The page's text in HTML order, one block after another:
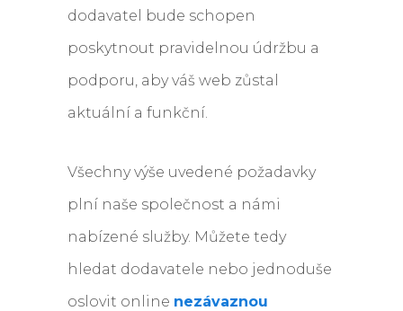
dodavatel bude schopen
poskytnout pravidelnou údržbu a
podporu, aby váš web zůstal
aktuální a funkční.
Všechny výše uvedené požadavky
plní naše společnost a námi
nabízené služby. Můžete tedy
hledat dodavatele nebo jednoduše
oslovit online nezávaznou